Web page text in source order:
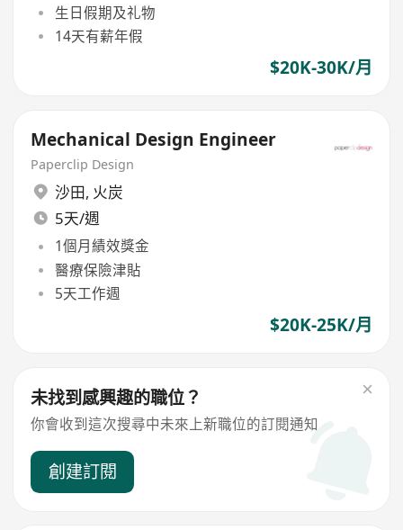
生日假期及礼物
14天有薪年假
$20K-30K/月
Mechanical Design Engineer
Paperclip Design
沙田, 火炭
5天/週
1個月績效獎金
醫療保險津貼
5天工作週
$20K-25K/月
未找到感興趣的職位？
你會收到這次搜尋中未來上新職位的訂閱通知
創建訂閱